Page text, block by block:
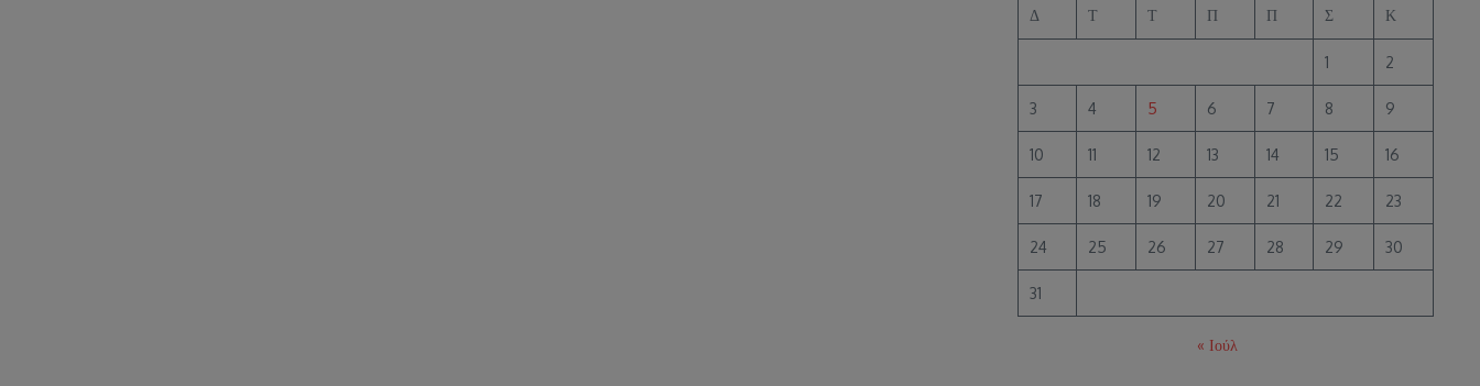
Δ Τ Τ Π Π Σ Κ
1 2
3 4 5 6 7 8 9
10 11 12 13 14 15 16
17 18 19 20 21 22 23
24 25 26 27 28 29 30
31
« Ιούλ